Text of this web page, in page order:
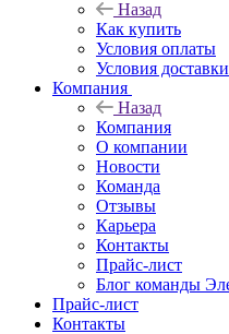
Назад
Как купить
Условия оплаты
Условия доставки
Компания
Назад
Компания
О компании
Новости
Команда
Отзывы
Карьера
Контакты
Прайс-лист
Блог команды
Прайс-лист
Контакты